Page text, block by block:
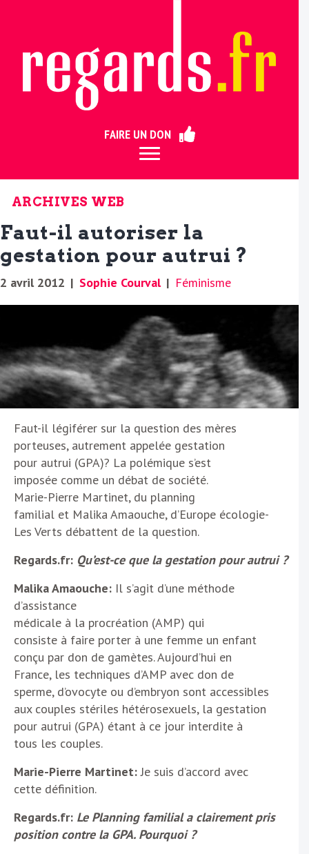
FAIRE UN DON
ARCHIVES WEB
Faut-il autoriser la
gestation pour autrui ?
2 avril 2012 | Sophie Courval | Féminisme
Faut-il légiférer sur la question des mères
porteuses, autrement appelée gestation
pour autrui (GPA)? La polémique s’est
imposée comme un débat de société.
Marie-Pierre Martinet, du planning
familial et Malika Amaouche, d’Europe écologie-
Les Verts débattent de la question.
Regards.fr: Qu’est-ce que la gestation pour autrui ?
Malika Amaouche: Il s’agit d’une méthode
d’assistance
médicale à la procréation (AMP) qui
consiste à faire porter à une femme un enfant
conçu par don de gamètes. Aujourd’hui en
France, les techniques d’AMP avec don de
sperme, d’ovocyte ou d’embryon sont accessibles
aux couples stériles hétérosexuels, la gestation
pour autrui (GPA) étant à ce jour interdite à
tous les couples.
Marie-Pierre Martinet:Je suis d’accord avec
cette définition.
Regards.fr: Le Planning familial a clairement pris
position contre la GPA. Pourquoi ?